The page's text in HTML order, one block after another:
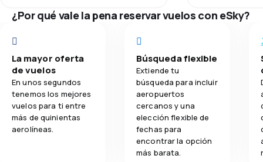
Red de vuelos
Comodidad
Transporte
¿Por qué vale la pena reservar vuelos con eSky?
La mayor oferta
de vuelos
En unos segundos
tenemos los mejores
vuelos para ti entre
más de quinientas
aerolíneas.
Búsqueda flexible
Extiende tu
búsqueda para incluir
aeropuertos
cercanos y una
elección flexible de
fechas para
encontrar la opción
más barata.